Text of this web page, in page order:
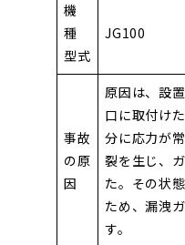
機
種
型式
JG100
事故
の原
因
原因は、設
口に取付け
分に応力が
裂を生じ、
た。その状
ため、漏洩
す。